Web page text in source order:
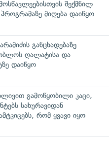
შექმნილ
მიღება დაიწყო
განცხადებაზე
ღალატისა და
დაიწყო
გამოწყობილი კაცი,
სახურავიდან
რომ ყვავი იყო